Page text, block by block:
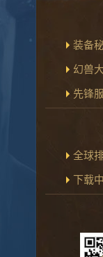
装备
幻兽
先锋
全球
下载